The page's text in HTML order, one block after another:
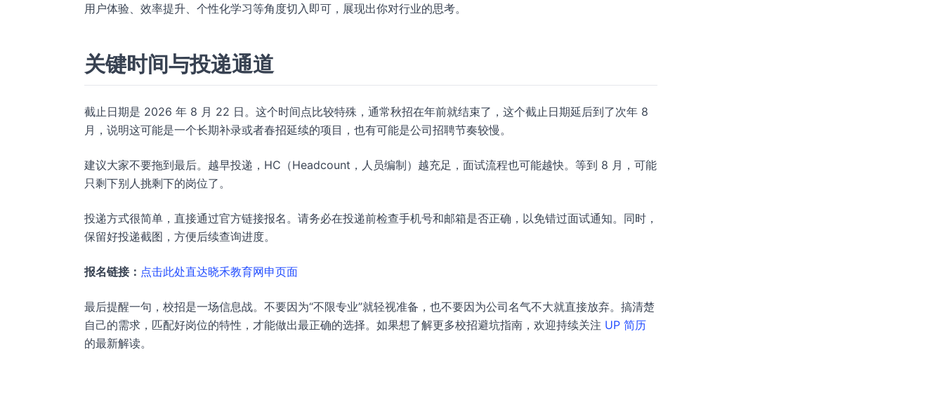
用户体验、效率提升、个性化学习等角度切入即可，展现出你对行业的思考。
关键时间与投递通道
截止日期是 2026 年 8 月 22 日。这个时间点比较特殊，通常秋招在年前就结束了，这个截止日期延后到了次年 8
月，说明这可能是一个长期补录或者春招延续的项目，也有可能是公司招聘节奏较慢。
建议大家不要拖到最后。越早投递，HC（Headcount，人员编制）越充足，面试流程也可能越快。等到 8 月，可能
只剩下别人挑剩下的岗位了。
投递方式很简单，直接通过官方链接报名。请务必在投递前检查手机号和邮箱是否正确，以免错过面试通知。同时，
保留好投递截图，方便后续查询进度。
报名链接： 点击此处直达晓禾教育网申页面
最后提醒一句，校招是一场信息战。不要因为“不限专业”就轻视准备，也不要因为公司名气不大就直接放弃。搞清楚
自己的需求，匹配好岗位的特性，才能做出最正确的选择。如果想了解更多校招避坑指南，欢迎持续关注 UP 简历
的最新解读。